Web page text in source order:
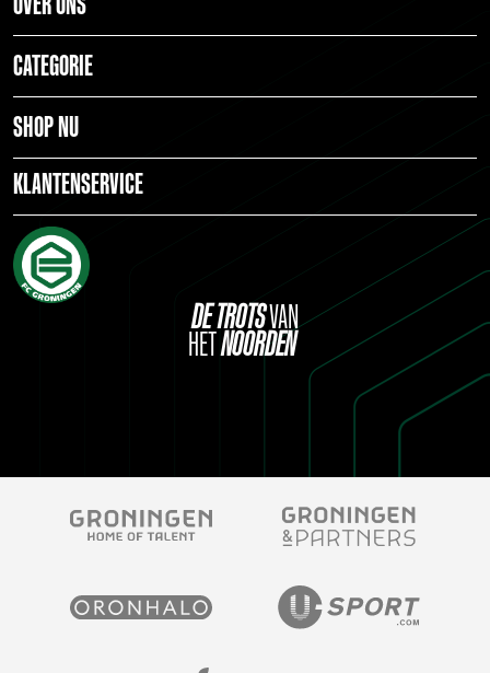
DETROTSVAN
HETNOORDEN
CATEGORIE
SHOP NU
KLANTENSERVICE